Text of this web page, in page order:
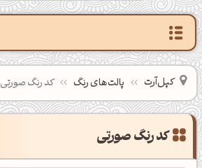
کپل‌آرت پالت‌های رنگ کد رنگ صورتی